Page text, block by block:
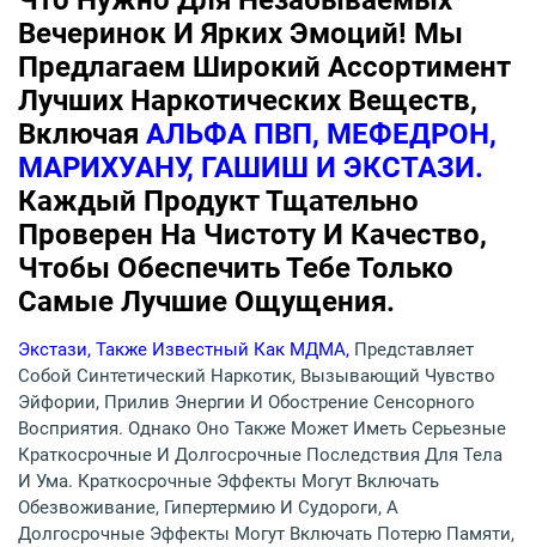
Вечеринок И Ярких Эмоций! Мы
Предлагаем Широкий Ассортимент
Лучших Наркотических Веществ,
Включая АЛЬФА ПВП, МЕФЕДРОН,
МАРИХУАНУ, ГАШИШ И ЭКСТАЗИ.
Каждый Продукт Тщательно
Проверен На Чистоту И Качество,
Чтобы Обеспечить Тебе Только
Самые Лучшие Ощущения.
Экстази, Также Известный Как МДМА, Представляет
Собой Синтетический Наркотик, Вызывающий Чувство
Эйфории, Прилив Энергии И Обострение Сенсорного
Восприятия. Однако Оно Также Может Иметь Серьезные
Краткосрочные И Долгосрочные Последствия Для Тела
И Ума. Краткосрочные Эффекты Могут Включать
Обезвоживание, Гипертермию И Судороги, А
Долгосрочные Эффекты Могут Включать Потерю Памяти,